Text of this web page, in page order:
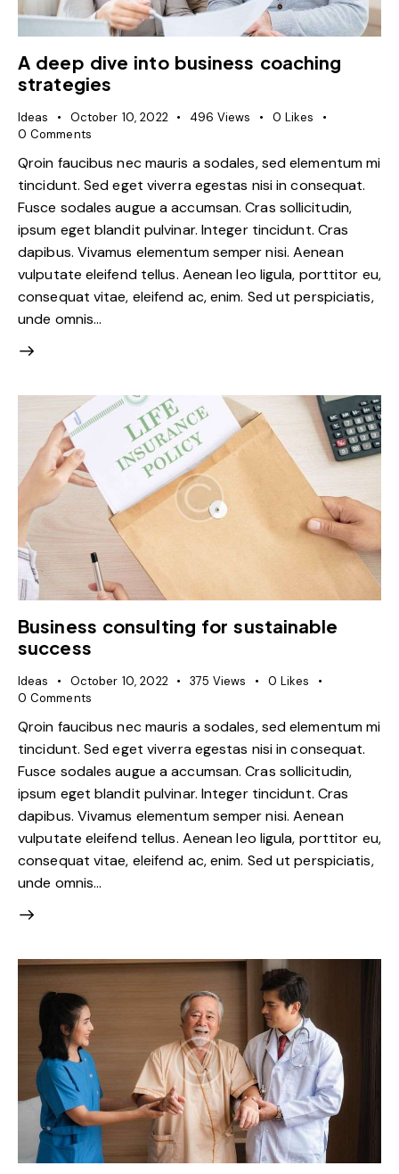
A deep dive into business coaching
strategies
Ideas October 10, 2022 496 Views 0 Likes
0 Comments
Qroin faucibus nec mauris a sodales, sed elementum mi
tincidunt. Sed eget viverra egestas nisi in consequat.
Fusce sodales augue a accumsan. Cras sollicitudin,
ipsum eget blandit pulvinar. Integer tincidunt. Cras
dapibus. Vivamus elementum semper nisi. Aenean
vulputate eleifend tellus. Aenean leo ligula, porttitor eu,
consequat vitae, eleifend ac, enim. Sed ut perspiciatis,
unde omnis…
Business consulting for sustainable
success
Ideas October 10, 2022 375 Views 0 Likes
0 Comments
Qroin faucibus nec mauris a sodales, sed elementum mi
tincidunt. Sed eget viverra egestas nisi in consequat.
Fusce sodales augue a accumsan. Cras sollicitudin,
ipsum eget blandit pulvinar. Integer tincidunt. Cras
dapibus. Vivamus elementum semper nisi. Aenean
vulputate eleifend tellus. Aenean leo ligula, porttitor eu,
consequat vitae, eleifend ac, enim. Sed ut perspiciatis,
unde omnis…